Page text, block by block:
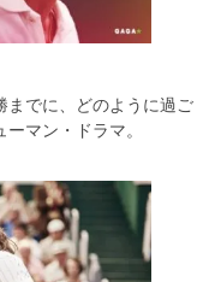
までに、どのように過ご
マン・ドラマ。